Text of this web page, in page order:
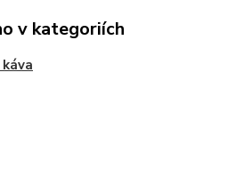
v kategoriích